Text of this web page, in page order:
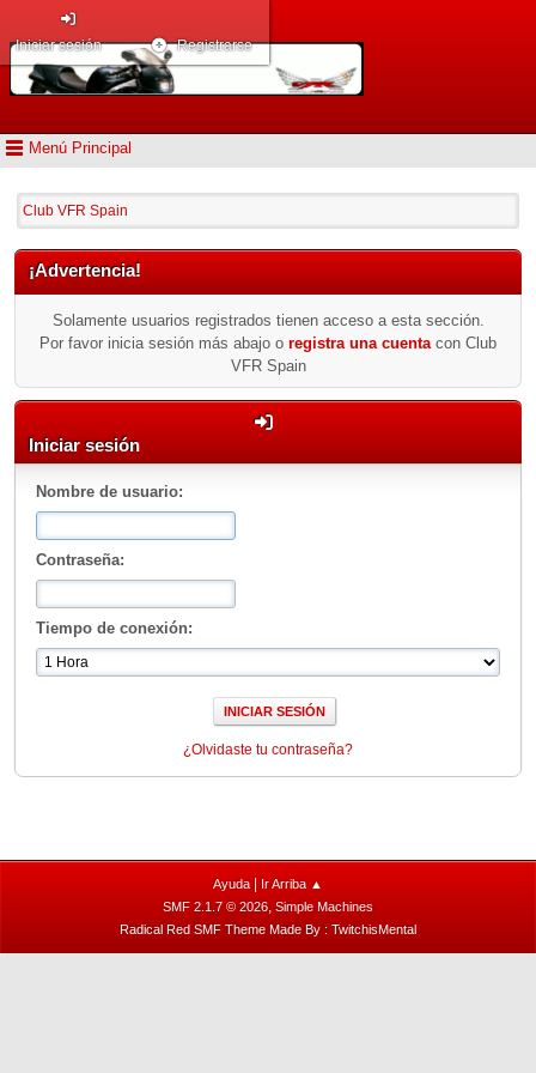
Menú Principal
Iniciar sesión Registrarse
Club VFR Spain
¡Advertencia!
Solamente usuarios registrados tienen acceso a esta sección.
Por favor inicia sesión más abajo o registra una cuenta con Club
VFR Spain
Iniciar sesión
Nombre de usuario:
Contraseña:
Tiempo de conexión:
¿Olvidaste tu contraseña?
Ayuda
Ir Arriba ▲
SMF 2.1.7 © 2026, Simple Machines
Radical Red SMF Theme Made By : TwitchisMental